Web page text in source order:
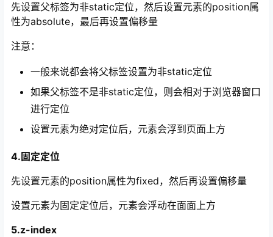
先设置父标签为非static定位，然后设置元素的position属
性为absolute，最后再设置偏移量
注意：
一般来说都会将父标签设置为非static定位
如果父标签不是非static定位，则会相对于浏览器窗口
进行定位
设置元素为绝对定位后，元素会浮到页面上方
4.固定定位
先设置元素的position属性为fixed，然后再设置偏移量
设置元素为固定定位后，元素会浮动在面面上方
5.z-index